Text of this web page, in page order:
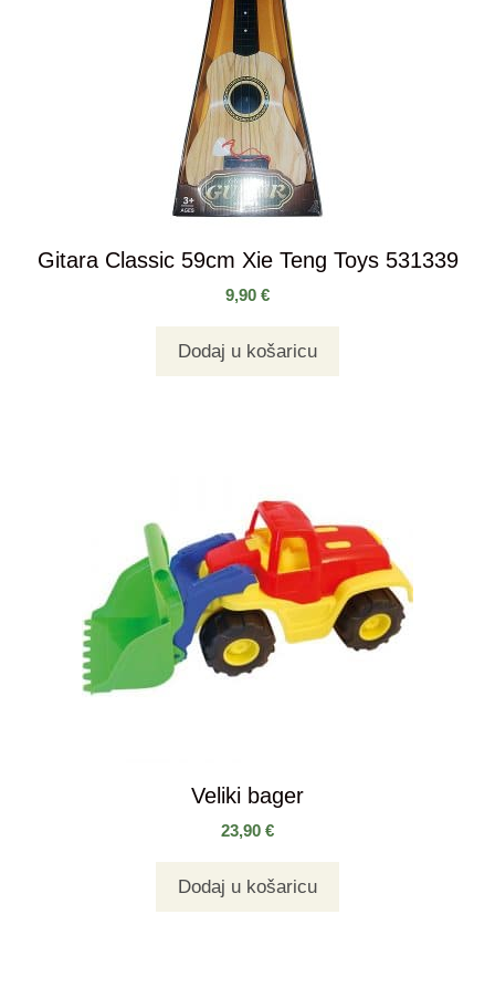
Gitara Classic 59cm Xie Teng Toys 531339
9,90 €
Dodaj u košaricu
Veliki bager
23,90 €
Dodaj u košaricu